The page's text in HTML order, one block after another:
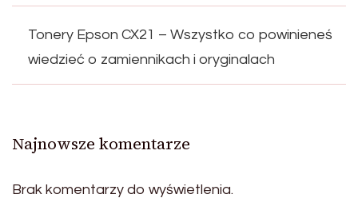
Tonery Epson CX21 – Wszystko co powinieneś
wiedzieć o zamiennikach i oryginalach
Najnowsze komentarze
Brak komentarzy do wyświetlenia.